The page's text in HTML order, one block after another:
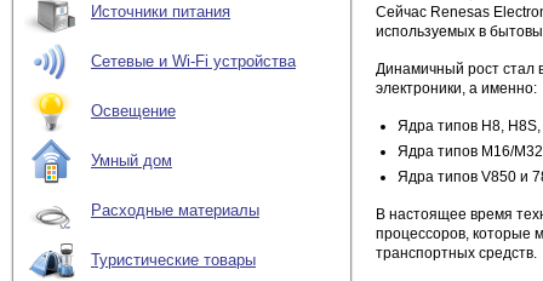
Источники питания
Сетевые и Wi-Fi устройства
Освещение
Умный дом
Расходные материалы
Туристические товары
Сейчас Renesas
используемых в
Динамичный рост стал
электроники, а именно:
Ядра типов H8,
Ядра типов M16/
Ядра типов V850 и
В настоящее время
процессоров, которые
транспортных средств.